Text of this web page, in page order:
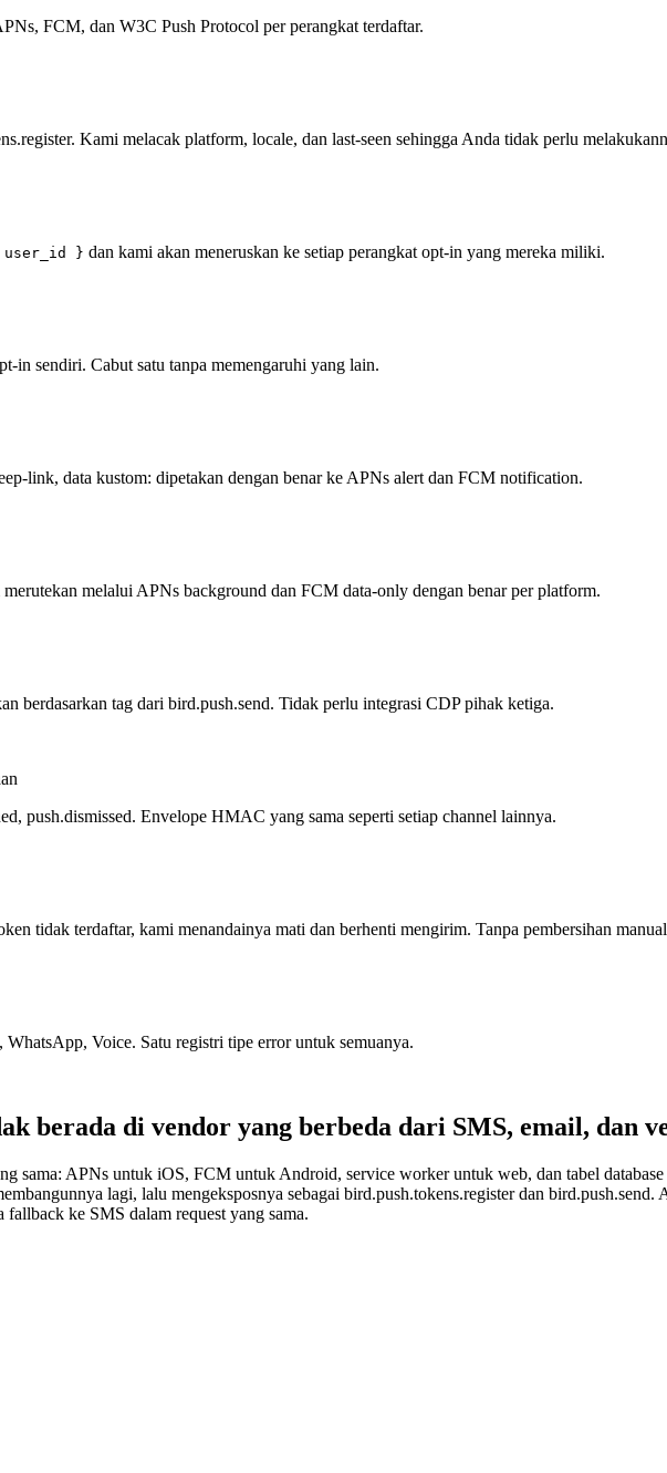
FCM, dan W3C Push Protocol per perangkat terdaftar.
Kami melacak platform, locale, dan last-seen sehingga Anda tidak perlu
} dan kami akan meneruskan ke setiap perangkat opt-in yang mereka miliki.
in sendiri. Cabut satu tanpa memengaruhi yang lain.
link, data kustom: dipetakan dengan benar ke APNs alert dan FCM notification.
melalui APNs background dan FCM data-only dengan benar per platform.
berdasarkan tag dari bird.push.send. Tidak perlu integrasi CDP pihak ketiga.
push.dismissed. Envelope HMAC yang sama seperti setiap channel lainnya.
tidak terdaftar, kami menandainya mati dan berhenti mengirim. Tanpa pembersihan
Voice. Satu registri tipe error untuk semuanya.
berada di vendor yang berbeda dari SMS, email, dan
sama: APNs untuk iOS, FCM untuk Android, service worker untuk web, dan tabel
lagi, lalu mengeksposnya sebagai bird.push.tokens.register dan bird.push.send.
ke SMS dalam request yang sama.